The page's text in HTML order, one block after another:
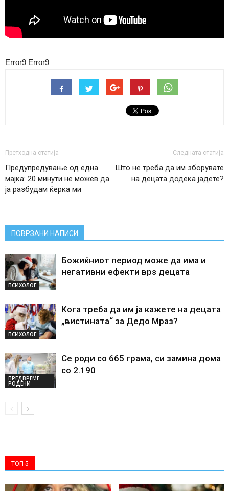
Error9 Error9
Претходна статија
Предупредување од една
мајка: 20 минути не можев да
ја разбудам ќерка ми
Следната статија
Што не треба да им зборувате
на децата додека јадете?
ПОВРЗАНИ НАПИСИ
ПСИХОЛОГ
Божиќниот период може да има и
негативни ефекти врз децата
ПСИХОЛОГ
Кога треба да им ја кажете на децата
„вистината“ за Дедо Мраз?
ПРЕДВРЕМЕ
РОДЕНИ
Се роди со 665 грама, си замина дома
со 2.190
ТОП 5